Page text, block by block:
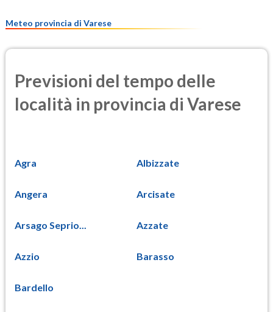
Meteo provincia di Varese
Previsioni del tempo delle
località in provincia di Varese
Agra Albizzate
Angera Arcisate
Arsago Seprio... Azzate
Azzio Barasso
Bardello